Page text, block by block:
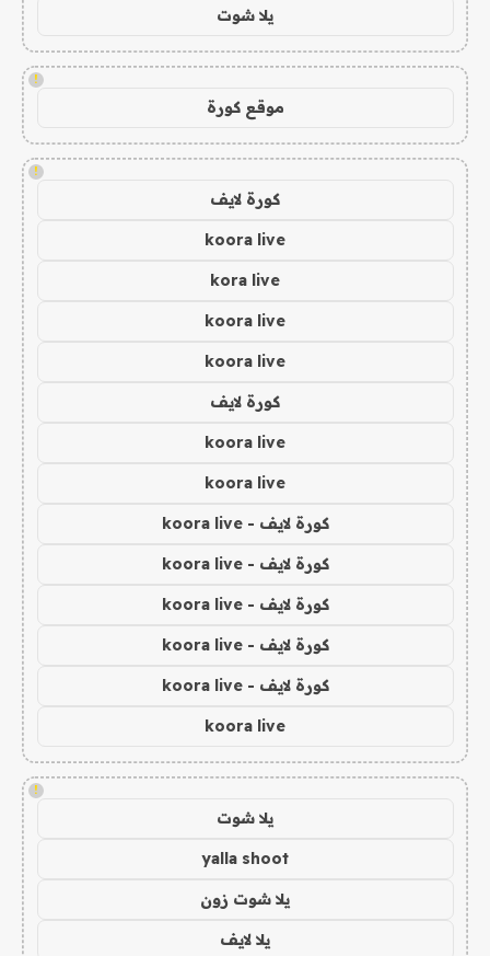
يلا شوت
!
موقع كورة
!
كورة لايف
koora live
kora live
koora live
koora live
كورة لايف
koora live
koora live
كورة لايف - koora live
كورة لايف - koora live
كورة لايف - koora live
كورة لايف - koora live
كورة لايف - koora live
koora live
!
يلا شوت
yalla shoot
يلا شوت زون
يلا لايف